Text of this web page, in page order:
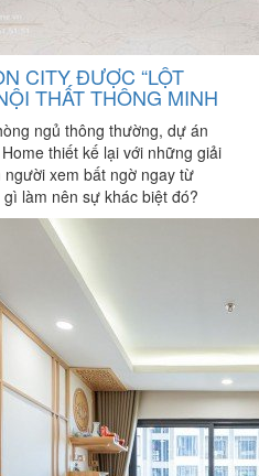
CITY ĐƯỢC “LỘT
THẤT THÔNG MINH
ngủ thông thường, dự án
thiết kế lại với những giải
xem bất ngờ ngay từ
làm nên sự khác biệt đó?